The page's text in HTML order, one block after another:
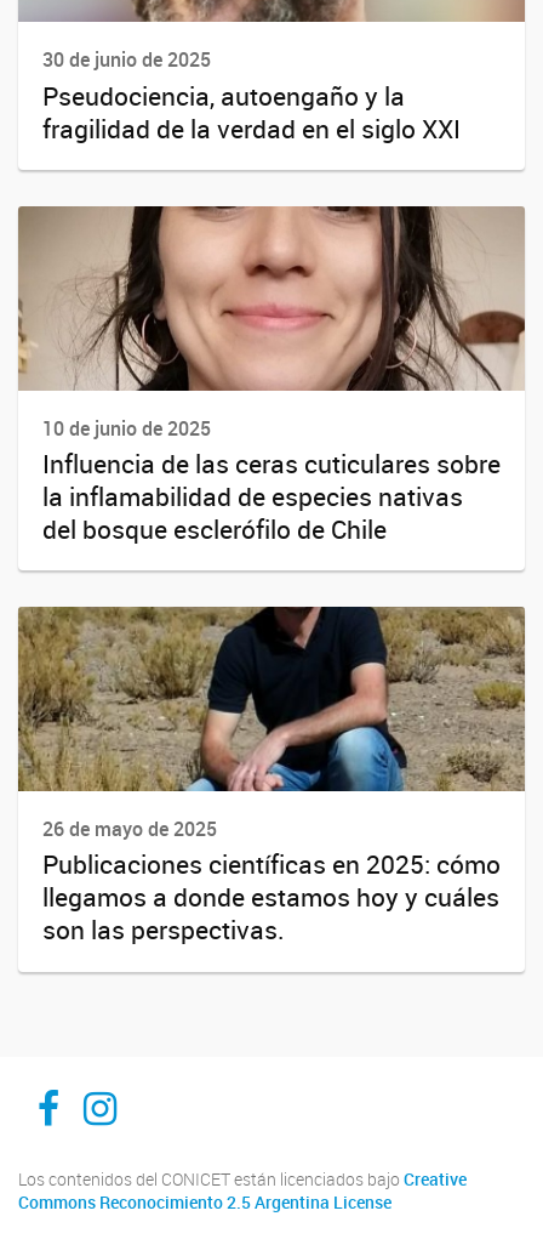
30 de junio de 2025
Pseudociencia, autoengaño y la
fragilidad de la verdad en el siglo XXI
10 de junio de 2025
Influencia de las ceras cuticulares sobre
la inflamabilidad de especies nativas
del bosque esclerófilo de Chile
26 de mayo de 2025
Publicaciones científicas en 2025: cómo
llegamos a donde estamos hoy y cuáles
son las perspectivas.
Inibioma-Conicet/Unco
inibiomaabierto
Los contenidos del CONICET están licenciados bajo Creative
Commons Reconocimiento 2.5 Argentina License